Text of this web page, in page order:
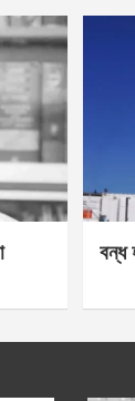
বন্ধ